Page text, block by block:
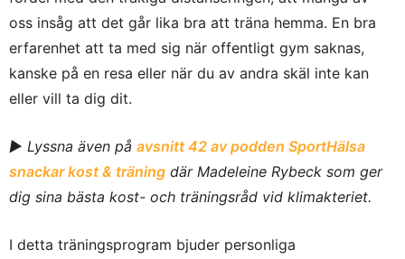
oss insåg att det går lika bra att träna hemma. En bra
erfarenhet att ta med sig när offentligt gym saknas,
kanske på en resa eller när du av andra skäl inte kan
eller vill ta dig dit.
► Lyssna även på avsnitt 42 av podden SportHälsa
snackar kost & träning där Madeleine Rybeck som ger
dig sina bästa kost- och träningsråd vid klimakteriet.
I detta träningsprogram bjuder personliga